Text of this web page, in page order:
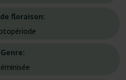
floraison:
Genre: